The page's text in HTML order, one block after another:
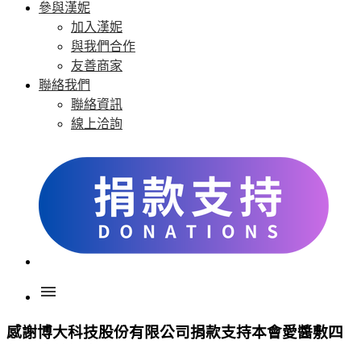
參與漢妮
加入漢妮
與我們合作
友善商家
聯絡我們
聯絡資訊
線上洽詢
menu
感謝博大科技股份有限公司捐款支持本會愛醬敷四